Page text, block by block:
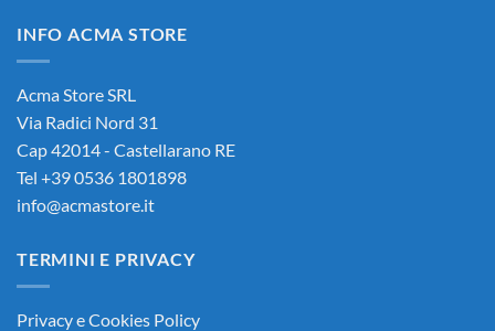
90,00€.
INFO ACMA STORE
Acma Store SRL
Via Radici Nord 31
Cap 42014 - Castellarano RE
Tel +39 0536 1801898
info@acmastore.it
TERMINI E PRIVACY
Privacy e Cookies Policy